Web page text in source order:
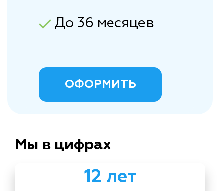
До 36 месяцев
ОФОРМИТЬ
Мы в цифрах
12 лет